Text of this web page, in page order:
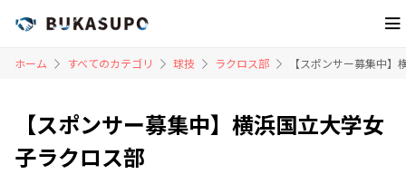
ホーム すべてのカテゴリ 球技 ラクロス部 【スポンサー募集中
【スポンサー募集中】横浜国立大学女
子ラクロス部